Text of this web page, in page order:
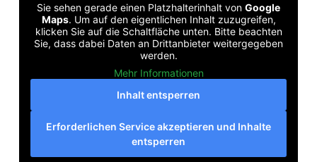
Sie sehen gerade einen Platzhalterinhalt von Google
Maps. Um auf den eigentlichen Inhalt zuzugreifen,
klicken Sie auf die Schaltfläche unten. Bitte beachten
Sie, dass dabei Daten an Drittanbieter weitergegeben
werden.
Mehr Informationen
Inhalt entsperren
Erforderlichen Service akzeptieren und Inhalte
entsperren